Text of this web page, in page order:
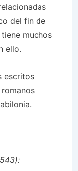
del fin de
muchos
ello.
escritos